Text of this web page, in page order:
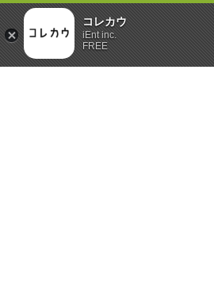
コレカウ
iEnt inc.
FREE